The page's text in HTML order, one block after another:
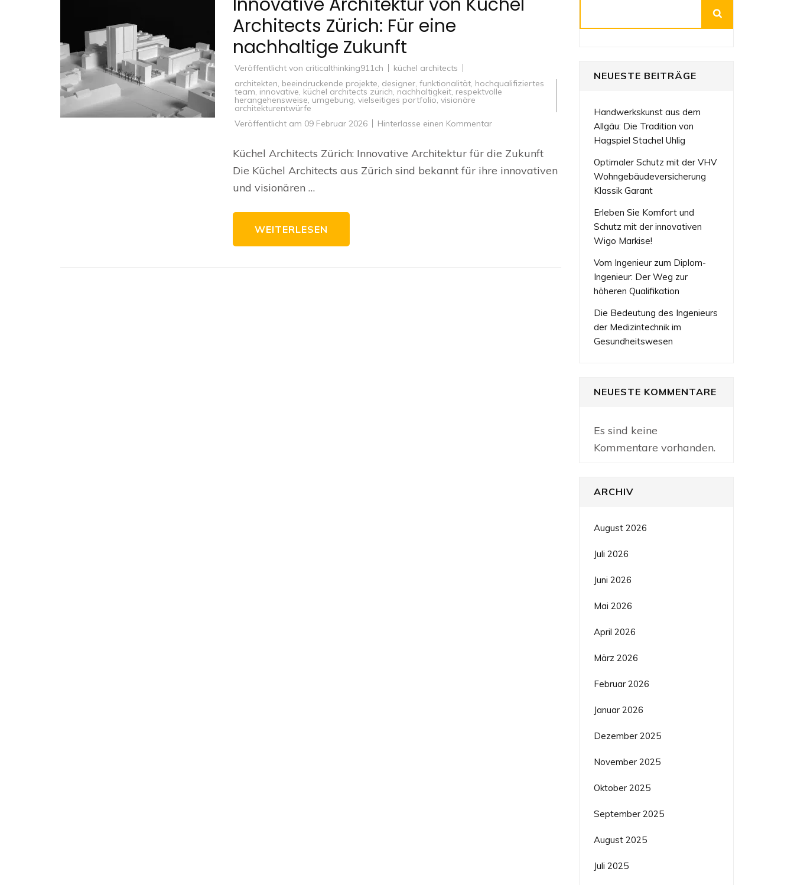
Architects Zürich: Für eine
nachhaltige Zukunft
Veröffentlicht von criticalthinking911ch
küchel architects
architekten, beeindruckende projekte, designer, funktionalität, hochqualifiziertes
team, innovative, küchel architects zürich, nachhaltigkeit, respektvolle
herangehensweise, umgebung, vielseitiges portfolio, visionäre
architekturentwürfe
Veröffentlicht am 09 Februar 2026 Hinterlasse einen Kommentarzu
von
Küchel
Zürich:
Küchel Architects Zürich: Innovative Architektur für die Zukunft
Die Küchel Architects aus Zürich sind bekannt für ihre innovativen
und visionären …
WEITERLESEN
NEUESTE BEITRÄGE
Handwerkskunst aus dem
Allgäu: Die Tradition von
Hagspiel Stachel Uhlig
Optimaler Schutz mit der VHV
Wohngebäudeversicherung
Klassik Garant
Erleben Sie Komfort und
Schutz mit der innovativen
Wigo Markise!
Vom Ingenieur zum Diplom-
Ingenieur: Der Weg zur
höheren Qualifikation
Die Bedeutung des Ingenieurs
der Medizintechnik im
Gesundheitswesen
NEUESTE KOMMENTARE
Es sind keine
Kommentare vorhanden.
ARCHIV
August 2026
Juli 2026
Juni 2026
Mai 2026
April 2026
März 2026
Februar 2026
Januar 2026
Dezember 2025
November 2025
Oktober 2025
September 2025
August 2025
Juli 2025